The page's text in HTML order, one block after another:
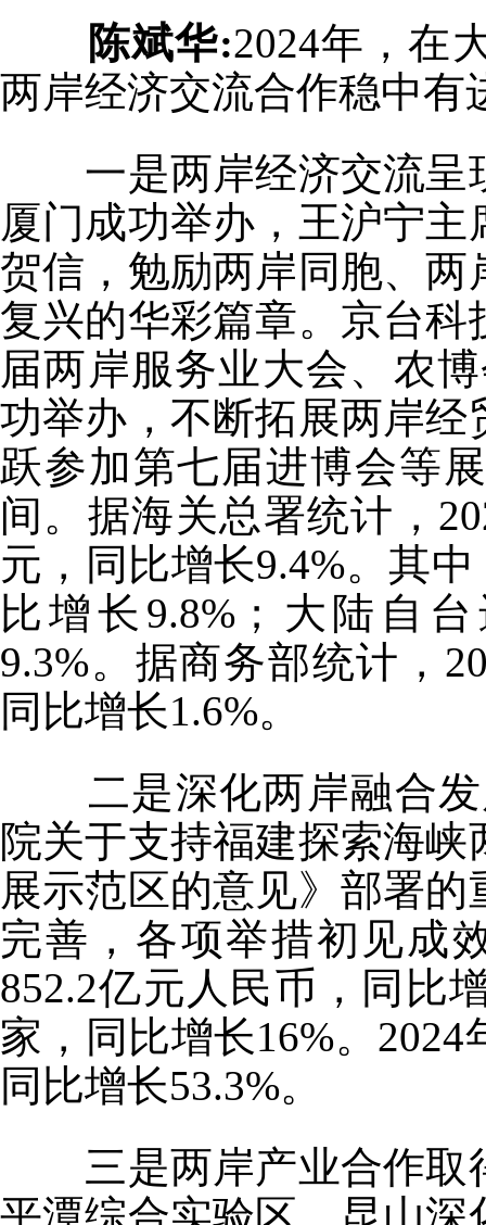
陈斌华:2024年，在
两岸经济交流合作稳中有
一是两岸经济交流呈
厦门成功举办，王沪宁
贺信，勉励两岸同胞、
复兴的华彩篇章。京台
届两岸服务业大会、农
功举办，不断拓展两岸
跃参加第七届进博会等
间。据海关总署统计，
元，同比增长9.4%。其
比增长9.8%；大陆自
9.3%。据商务部统计，
同比增长1.6%。
二是深化两岸融合发
院关于支持福建探索海
展示范区的意见》部署
完善，各项举措初见成
852.2亿元人民币，同比
家，同比增长16%。
同比增长53.3%。
三是两岸产业合作取